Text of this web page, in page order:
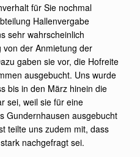
für Sie nochmal
Hallenvergabe
sehr wahrscheinlich
der Anmietung der
gaben sie vor, die Hofreite
ausgebucht. Uns wurde
bis in den März hinein die
sei, weil sie für eine
Gundernhausen ausgebucht
teilte uns zudem mit, dass
nachgefragt sei.